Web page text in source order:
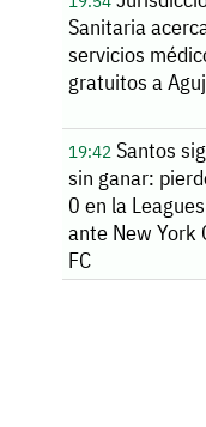
Sanitaria
servicios
gratuitos a
19:42 Santos
sin ganar:
0 en la
ante New York
FC